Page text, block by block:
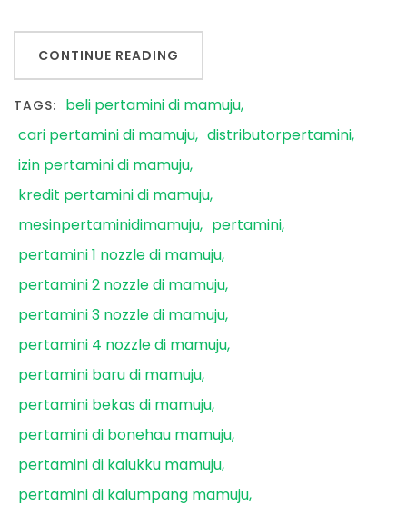
CONTINUE READING
TAGS: beli pertamini di mamuju
cari pertamini di mamuju distributorpertamini
izin pertamini di mamuju
kredit pertamini di mamuju
mesinpertaminidimamuju
pertamini
pertamini 1 nozzle di mamuju
pertamini 2 nozzle di mamuju
pertamini 3 nozzle di mamuju
pertamini 4 nozzle di mamuju
pertamini baru di mamuju
pertamini bekas di mamuju
pertamini di bonehau mamuju
pertamini di kalukku mamuju
pertamini di kalumpang mamuju